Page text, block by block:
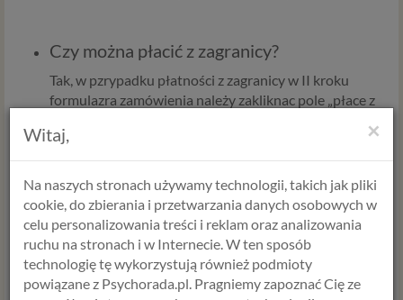
Czy można płacić z zagranicy?
Tak, w pzrypadku płatności z zagranicy w II kroku
formulazra zamówienia należy zakliknac pole „płace z
automatycznie przeliczy na złotówki wpłacaną kwotę i
pobierze dokładnie tyle ile należy.
Jak zapłacić kuponem rabatowym?
W II kroku płatności jest specjalne pole do wpsiani
akodu kuponu. Jeśli posiadasz kupon, wpisz jego kod w
to pole i zaktualizuj stronę.
×
Witaj,
Na naszych stronach używamy technologii, takich jak pliki
cookie, do zbierania i przetwarzania danych osobowych w
celu personalizowania treści i reklam oraz analizowania
ruchu na stronach i w Internecie. W ten sposób
technologię tę wykorzystują również podmioty
powiązane z Psychorada.pl. Pragniemy zapoznać Cię ze